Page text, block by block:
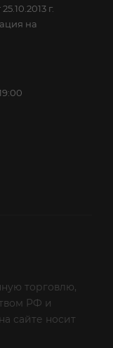
г.
на
торговлю,
РФ и
сайте носит